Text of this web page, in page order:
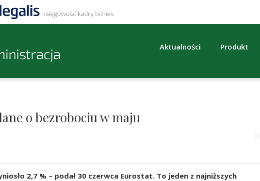
Aktualności Produkt
o bezrobociu w maju
2,7 % – podał 30 czerwca Eurostat. To jeden z najniższych